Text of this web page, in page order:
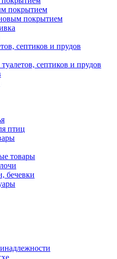
покрытием
покрытием
септиков и прудов
септиков и прудов
птиц
товары
бечевки